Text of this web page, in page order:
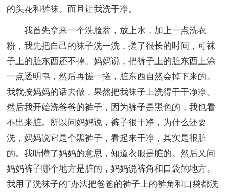
的头花和裤袜。而且让我洗干净。
我首先拿来一个洗脸盆，放上水，加上一点洗衣
粉，我先把自己的袜子洗一洗，搓了很长的时间，可袜
子上的脏东西还不掉。妈妈说，把裤子上的脏东西上涂
一点透明皂，然后再搓一搓，脏东西自然会掉下来的。
我就按妈妈的话去做，果然把我袜子上洗得干干净净。
然后我开始洗爸爸的裤子，因为裤子是黑色的，我也看
不出来脏。所以问妈妈说，裤子很干净，为什么还要
洗，妈妈说它是个黑裤子，看起来干净，其实是很脏
的。我听懂了妈妈的意思，知道衣服是脏的。然后又问
妈妈裤子哪个地方是脏的，妈妈说裤角和口袋的地方。
我用了洗袜子的`办法把爸爸的裤子上的裤角和口袋都洗